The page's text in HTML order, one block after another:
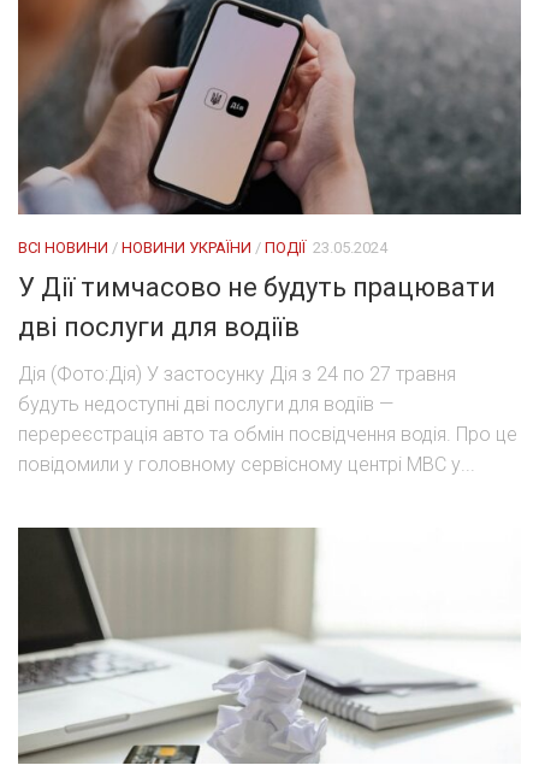
ВСІ НОВИНИ / НОВИНИ УКРАЇНИ / ПОДІЇ 23.05.2024
У Дії тимчасово не будуть працювати
дві послуги для водіїв
Дія (Фото:Дія) У застосунку Дія з 24 по 27 травня
будуть недоступні дві послуги для водіїв —
перереєстрація авто та обмін посвідчення водія. Про це
повідомили у головному сервісному центрі МВС у...